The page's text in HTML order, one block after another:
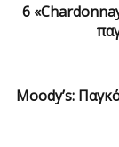
6
Moody’s: